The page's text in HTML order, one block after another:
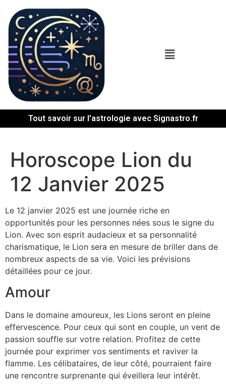
Tout savoir sur l'astrologie avec Signastro.fr
Horoscope Lion du
12 Janvier 2025
Le 12 janvier 2025 est une journée riche en
opportunités pour les personnes nées sous le signe du
Lion. Avec son esprit audacieux et sa personnalité
charismatique, le Lion sera en mesure de briller dans de
nombreux aspects de sa vie. Voici les prévisions
détaillées pour ce jour.
Amour
Dans le domaine amoureux, les Lions seront en pleine
effervescence. Pour ceux qui sont en couple, un vent de
passion souffle sur votre relation. Profitez de cette
journée pour exprimer vos sentiments et raviver la
flamme. Les célibataires, de leur côté, pourraient faire
une rencontre surprenante qui éveillera leur intérêt.